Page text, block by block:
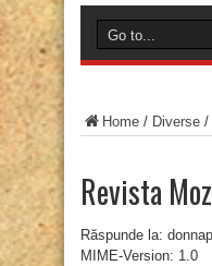
Home / Diverse /
Revista
Răspunde la:
MIME-Version: 1.0